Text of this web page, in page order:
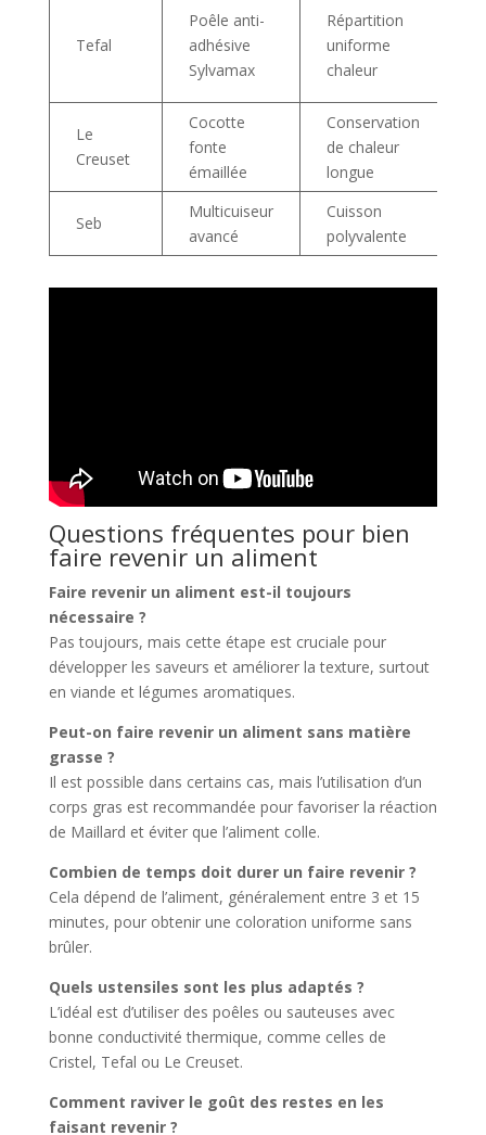
Tefal
Poêle anti-
adhésive
Sylvamax
Répartition
uniforme
chaleur
Le
Creuset
Cocotte
fonte
émaillée
Conservation
de chaleur
longue
Seb
Multicuiseur
avancé
Cuisson
polyvalente
Questions fréquentes pour bien
faire revenir un aliment
Faire revenir un aliment est-il toujours
nécessaire ?
Pas toujours, mais cette étape est cruciale pour
développer les saveurs et améliorer la texture, surtout
en viande et légumes aromatiques.
Peut-on faire revenir un aliment sans matière
grasse ?
Il est possible dans certains cas, mais l’utilisation d’un
corps gras est recommandée pour favoriser la réaction
de Maillard et éviter que l’aliment colle.
Combien de temps doit durer un faire revenir ?
Cela dépend de l’aliment, généralement entre 3 et 15
minutes, pour obtenir une coloration uniforme sans
brûler.
Quels ustensiles sont les plus adaptés ?
L’idéal est d’utiliser des poêles ou sauteuses avec
bonne conductivité thermique, comme celles de
Cristel, Tefal ou Le Creuset.
Comment raviver le goût des restes en les
faisant revenir ?